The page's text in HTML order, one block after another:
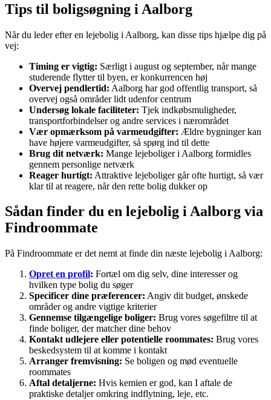
Tips til boligsøgning i Aalborg
Når du leder efter en lejebolig i Aalborg, kan disse tips hjælpe dig på
vej:
Timing er vigtig: Særligt i august og september, når mange
studerende flytter til byen, er konkurrencen høj
Overvej pendlertid: Aalborg har god offentlig transport, så
overvej også områder lidt udenfor centrum
Undersøg lokale faciliteter: Tjek indkøbsmuligheder,
transportforbindelser og andre services i nærområdet
Vær opmærksom på varmeudgifter: Ældre bygninger kan
have højere varmeudgifter, så spørg ind til dette
Brug dit netværk: Mange lejeboliger i Aalborg formidles
gennem personlige netværk
Reager hurtigt: Attraktive lejeboliger går ofte hurtigt, så vær
klar til at reagere, når den rette bolig dukker op
Sådan finder du en lejebolig i Aalborg via
Findroommate
På Findroommate er det nemt at finde din næste lejebolig i Aalborg:
Opret en profil: Fortæl om dig selv, dine interesser og
hvilken type bolig du søger
Specificer dine præferencer: Angiv dit budget, ønskede
områder og andre vigtige kriterier
Gennemse tilgængelige boliger: Brug vores søgefiltre til at
finde boliger, der matcher dine behov
Kontakt udlejere eller potentielle roommates: Brug vores
beskedsystem til at komme i kontakt
Arranger fremvisning: Se boligen og mød eventuelle
roommates
Aftal detaljerne: Hvis kemien er god, kan I aftale de
praktiske detaljer omkring indflytning, leje, etc.